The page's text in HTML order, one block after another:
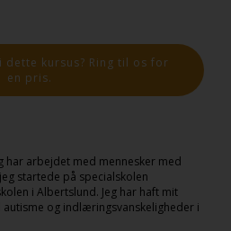
dette kursus? Ring til os for
en pris.
har arbejdet med mennesker med
startede på specialskolen
i Albertslund. Jeg har haft mit
og indlæringsvanskeligheder i